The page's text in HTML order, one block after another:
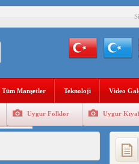
SOYKIRIMI BİR HAKİKATTIR!
BİR SOYKIRIMDIR!
BİZİM KIRMIZI ÇİZGİMİZDİR!”
RAHMETLE ANIYORUZ
Tüm Manşetler Teknoloji Video
Uygur Folklor Uygur